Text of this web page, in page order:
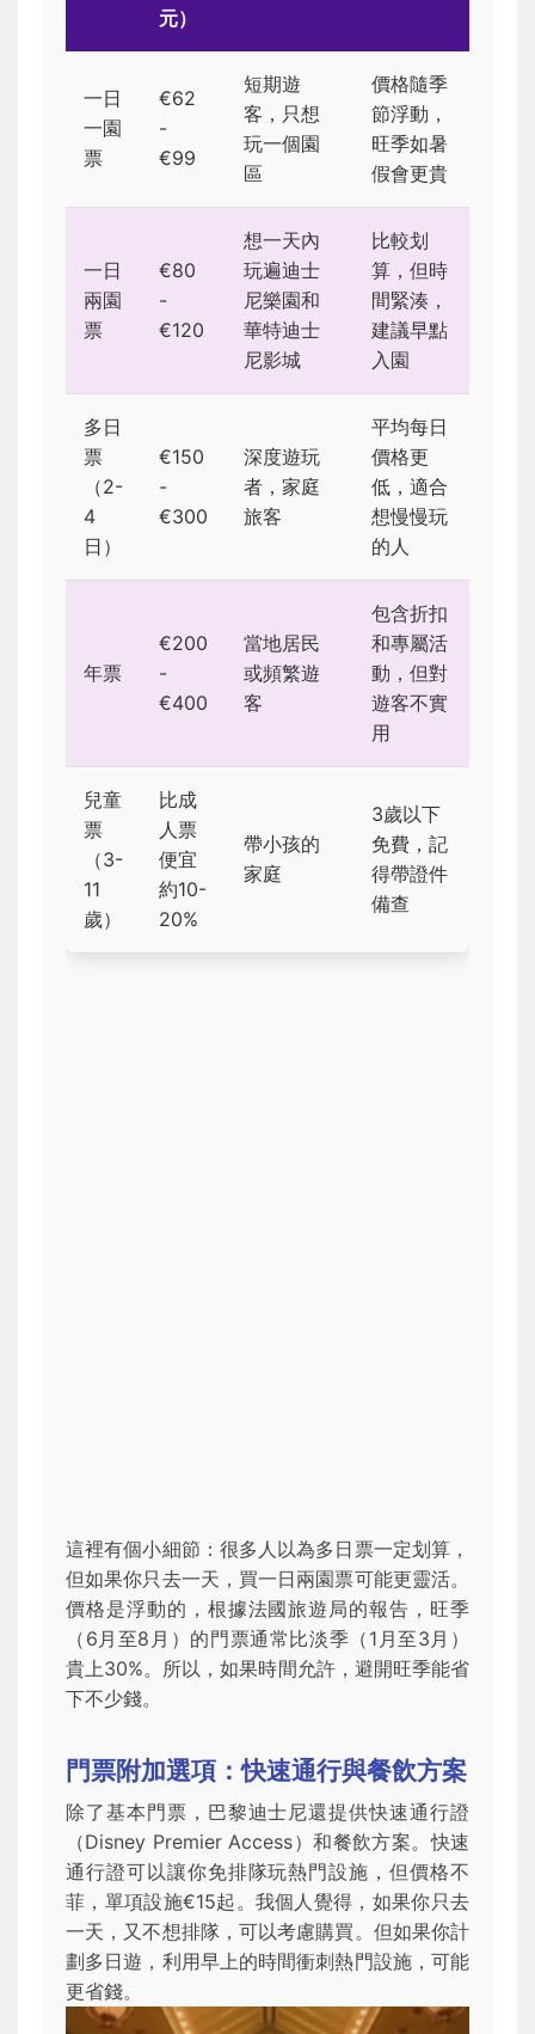
元）
一日
一園
票
€62
-
€99
短期遊
客，只想
玩一個園
區
價格隨季
節浮動，
旺季如暑
假會更貴
一日
兩園
票
€80
-
€120
想一天內
玩遍迪士
尼樂園和
華特迪士
尼影城
比較划
算，但時
間緊湊，
建議早點
入園
多日
票
（2-
4
日）
€150
-
€300
深度遊玩
者，家庭
旅客
平均每日
價格更
低，適合
想慢慢玩
的人
年票
€200
-
€400
當地居民
或頻繁遊
客
包含折扣
和專屬活
動，但對
遊客不實
用
兒童
票
（3-
11
歲）
比成
人票
便宜
約10-
20%
帶小孩的
家庭
3歲以下
免費，記
得帶證件
備查
這裡有個小細節：很多人以為多日票一定划算，
但如果你只去一天，買一日兩園票可能更靈活。
價格是浮動的，根據法國旅遊局的報告，旺季
（6月至8月）的門票通常比淡季（1月至3月）
貴上30%。所以，如果時間允許，避開旺季能省
下不少錢。
門票附加選項：快速通行與餐飲方案
除了基本門票，巴黎迪士尼還提供快速通行證
（Disney Premier Access）和餐飲方案。快速
通行證可以讓你免排隊玩熱門設施，但價格不
菲，單項設施€15起。我個人覺得，如果你只去
一天，又不想排隊，可以考慮購買。但如果你計
劃多日遊，利用早上的時間衝刺熱門設施，可能
更省錢。